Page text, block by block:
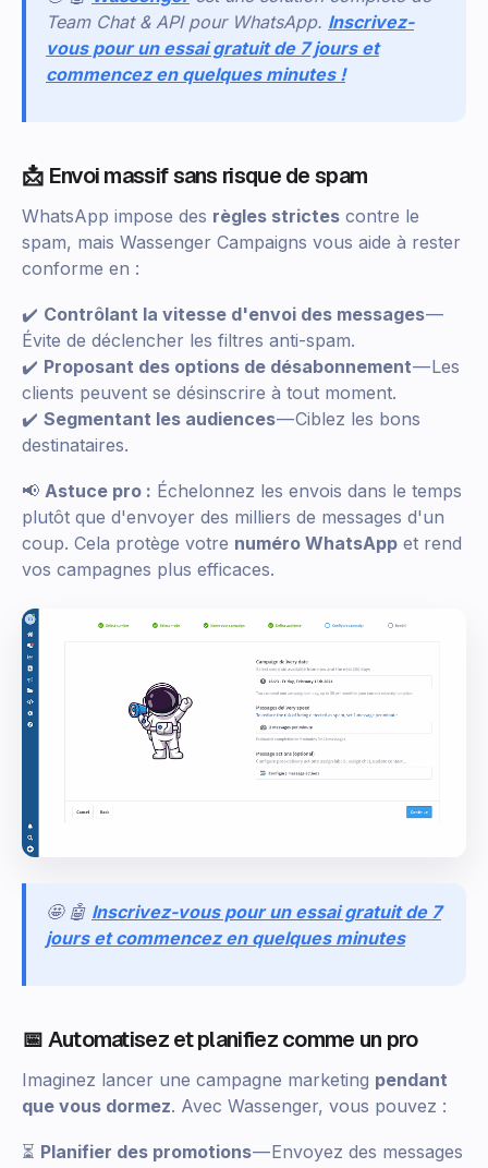
Team Chat & API pour WhatsApp. Inscrivez-
vous pour un essai gratuit de 7 jours et
commencez en quelques minutes !
📩 Envoi massif sans risque de spam
WhatsApp impose des règles strictes contre le
spam, mais Wassenger Campaigns vous aide à rester
conforme en :
✔️ Contrôlant la vitesse d'envoi des messages—
Évite de déclencher les filtres anti-spam.
✔️ Proposant des options de désabonnement— Les
clients peuvent se désinscrire à tout moment.
✔️ Segmentant les audiences— Ciblez les bons
destinataires.
📢 Astuce pro : Échelonnez les envois dans le temps
plutôt que d'envoyer des milliers de messages d'un
coup. Cela protège votre numéro WhatsApp et rend
vos campagnes plus efficaces.
🤩 🤖 Inscrivez-vous pour un essai gratuit de 7
jours et commencez en quelques minutes
📅 Automatisez et planifiez comme un pro
Imaginez lancer une campagne marketing pendant
que vous dormez. Avec Wassenger, vous pouvez :
⏳ Planifier des promotions— Envoyez des messages